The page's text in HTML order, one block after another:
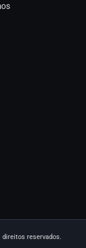
direitos reservados.